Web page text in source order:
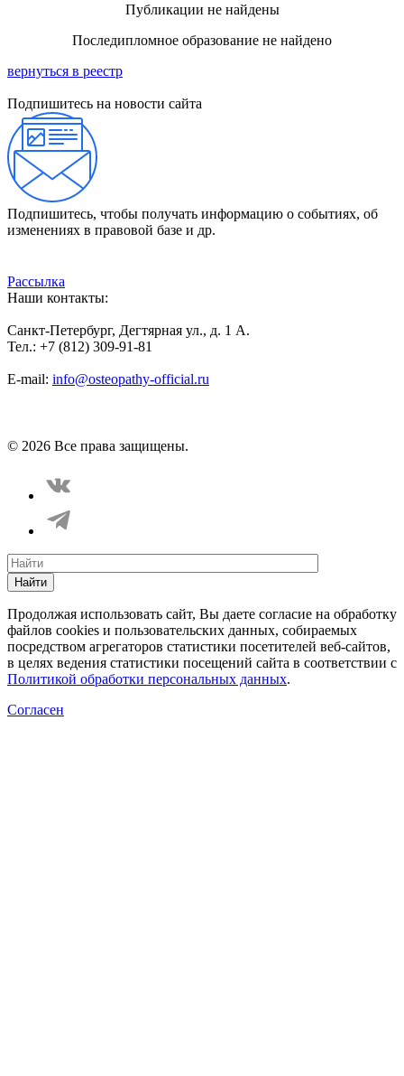
Публикации не найдены
Последипломное образование не найдено
вернуться в реестр
Подпишитесь на новости сайта
Подпишитесь, чтобы получать информацию о событиях, об
изменениях в правовой базе и др.
Рассылка
Наши контакты:
Санкт-Петербург, Дегтярная ул., д. 1 А.
Тел.: +7 (812) 309-91-81
E-mail: info@osteopathy-official.ru
© 2026 Все права защищены.
Найти
Продолжая использовать сайт, Вы даете согласие на обработку
файлов cookies и пользовательских данных, собираемых
посредством агрегаторов статистики посетителей веб-сайтов,
в целях ведения статистики посещений сайта в соответствии с
Политикой обработки персональных данных.
Согласен